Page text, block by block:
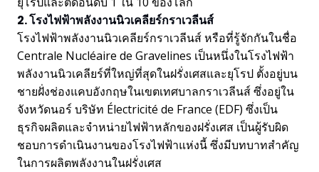
2. โรงไฟฟ้าพลังงานนิวเคลียร์กราเวลีนส์
โรงไฟฟ้าพลังงานนิวเคลียร์กราเวลีนส์ หรือที่รู้จักกันในชื่อ
Centrale Nucléaire de Gravelines เป็นหนึ่งในโรงไฟฟ้า
พลังงานนิวเคลียร์ที่ใหญ่ที่สุดในฝรั่งเศสและยุโรป ตั้งอยู่บน
ชายฝั่งช่องแคบอังกฤษในเขตเทศบาลกราเวลีนส์ ซึ่งอยู่ใน
จังหวัดนอร์ บริษัท Électricité de France (EDF) ซึ่งเป็น
ธุรกิจผลิตและจำหน่ายไฟฟ้าหลักของฝรั่งเศส เป็นผู้รับผิด
ชอบการดำเนินงานของโรงไฟฟ้าแห่งนี้ ซึ่งมีบทบาทสำคัญ
ในการผลิตพลังงานในฝรั่งเศส